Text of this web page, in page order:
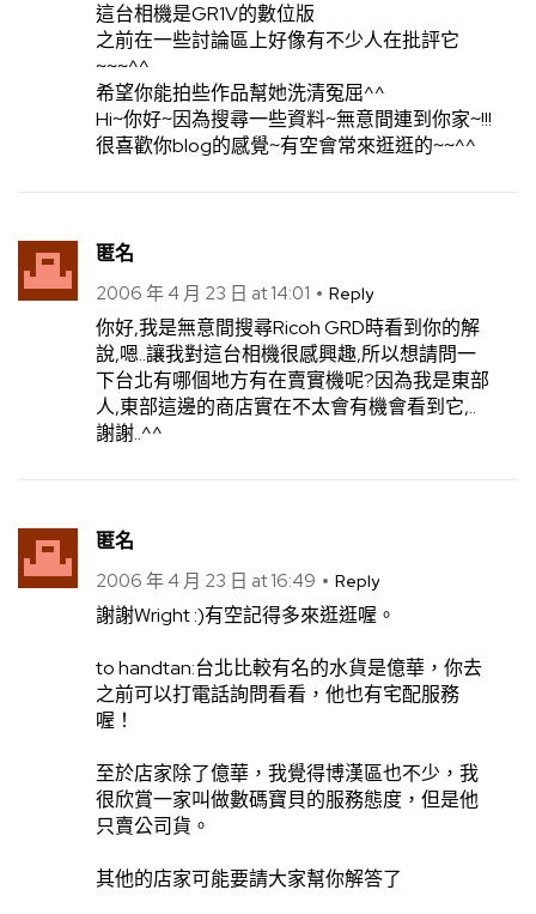
這台相機是GR1V的數位版
之前在一些討論區上好像有不少人在批評它
~~~^^
希望你能拍些作品幫她洗清冤屈^^
Hi~你好~因為搜尋一些資料~無意間連到你家~!!!
很喜歡你blog的感覺~有空會常來逛逛的~~^^
匿名
2006 年 4 月 23 日 at 14:01 Reply
你好,我是無意間搜尋Ricoh GRD時看到你的解
說,嗯..讓我對這台相機很感興趣,所以想請問一
下台北有哪個地方有在賣實機呢?因為我是東部
人,東部這邊的商店實在不太會有機會看到它,..
謝謝..^^
匿名
2006 年 4 月 23 日 at 16:49 Reply
謝謝Wright :)有空記得多來逛逛喔。
to handtan:台北比較有名的水貨是億華，你去
之前可以打電話詢問看看，他也有宅配服務
喔！
至於店家除了億華，我覺得博漢區也不少，我
很欣賞一家叫做數碼寶貝的服務態度，但是他
只賣公司貨。
其他的店家可能要請大家幫你解答了